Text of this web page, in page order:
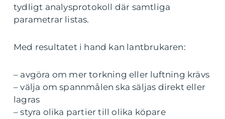
tydligt analysprotokoll där samtliga
parametrar listas.
Med resultatet i hand kan lantbrukaren:
– avgöra om mer torkning eller luftning krävs
– välja om spannmålen ska säljas direkt eller
lagras
– styra olika partier till olika köpare